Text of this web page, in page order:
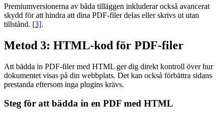
Premiumversionerna av båda tilläggen inkluderar också avancerat
skydd för att hindra att dina PDF-filer delas eller skrivs ut utan
tillstånd. [3].
Metod 3: HTML-kod för PDF-filer
Att bädda in PDF-filer med HTML ger dig direkt kontroll över hur
dokumentet visas på din webbplats. Det kan också förbättra sidans
prestanda eftersom inga plugins krävs.
Steg för att bädda in en PDF med HTML